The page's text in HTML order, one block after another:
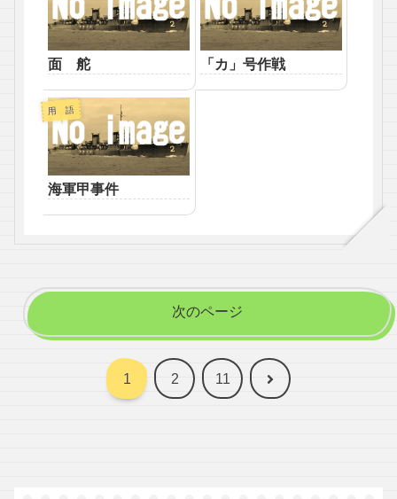
面 舵 「カ」号作戦
用 語
海軍甲事件
次のページ
1 2 11 次